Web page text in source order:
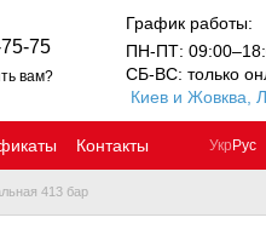
75
вам?
График работы:
ПН-ПТ:
СБ-ВС: только
Киев и Жовква,
Контакты Укр Рус
413 бар